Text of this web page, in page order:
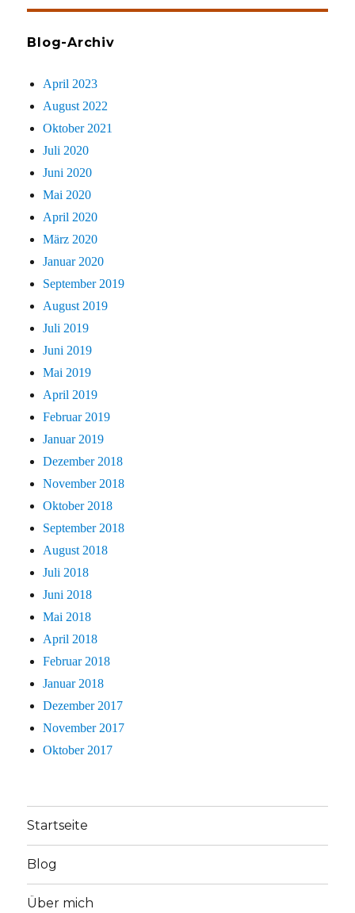
Blog-Archiv
April 2023
August 2022
Oktober 2021
Juli 2020
Juni 2020
Mai 2020
April 2020
März 2020
Januar 2020
September 2019
August 2019
Juli 2019
Juni 2019
Mai 2019
April 2019
Februar 2019
Januar 2019
Dezember 2018
November 2018
Oktober 2018
September 2018
August 2018
Juli 2018
Juni 2018
Mai 2018
April 2018
Februar 2018
Januar 2018
Dezember 2017
November 2017
Oktober 2017
Startseite
Blog
Über mich